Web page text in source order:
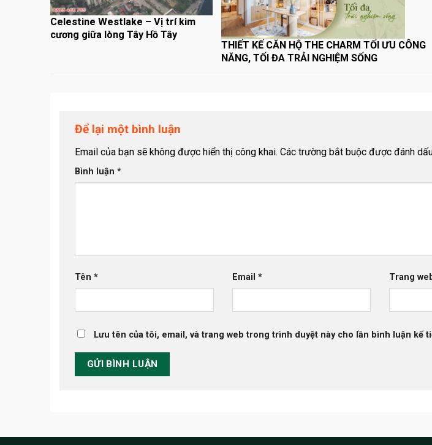
Celestine Westlake – Vị trí kim
cương giữa lòng Tây Hồ Tây
THIẾT KẾ CĂN HỘ THE CHARM TỐI ƯU CÔNG
NĂNG, TỐI ĐA TRẢI NGHIỆM SỐNG
Để lại một bình luận
Email của bạn sẽ không được hiển thị công khai. Các trường bắt buộc được đánh
Bình luận *
Tên * Email * Trang
Lưu tên của tôi, email, và trang web trong trình duyệt này cho lần bình luận kế